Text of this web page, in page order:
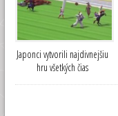
Japonci vytvorili najdivnejšiu
hru všetkých čias